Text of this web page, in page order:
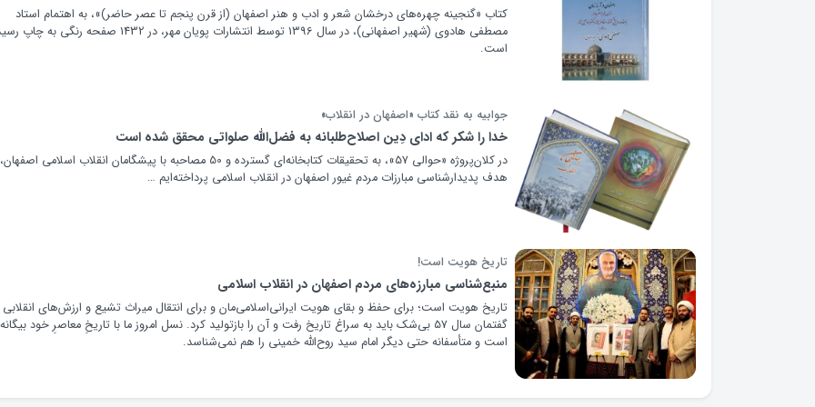
کتاب «گنجینه چهره‌های درخشان شعر و ادب و هنر اصفهان (از قرن پنجم تا عصر حاضر)»، به اهتمام استاد
مصطفی هادوی (شهیر اصفهانی)، در سال 1396 توسط انتشارات پویان مهر، در 1432 صفحه رنگی به
است.
جوابیه به نقد کتاب «اصفهان در انقلاب»
خدا را شکر که ادای دِین اصلاح‌طلبانه به فضل‌الله صلواتی محقق شده است
در کلان‌پروژه «حوالی 57»، به تحقیقات کتابخانه‌ای گسترده و 50 مصاحبه با پیشگامان انقلاب اسلامی
هدف پدیدارشناسی مبارزات مردم غیور اصفهان در انقلاب اسلامی پرداخته‌ایم …
تاریخ هویت است!
منبع‌شناسی مبارزه‌های مردم اصفهان در انقلاب اسلامی
تاریخ هویت است؛ برای حفظ و بقای هویت ایرانی‌اسلامی‌مان و برای انتقال میراث تشیع و ارزش‌های انقلابی
گفتمان سال 57 بی‌شک باید به سراغ تاریخ رفت و آن را بازتولید کرد. نسل امروز ما با تاریخِ معاصرِ خود بیگانه
است و متأسفانه حتی دیگر امام سید روح‌الله خمینی را هم نمی‌شناسد.